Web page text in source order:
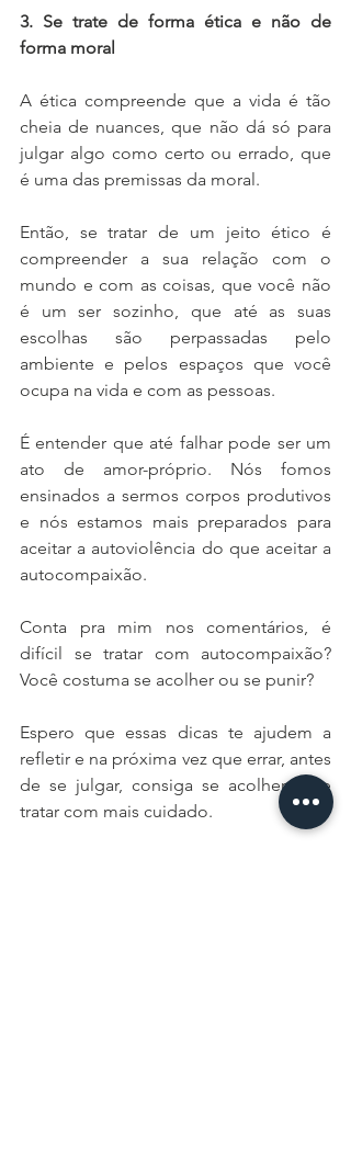
3. Se trate de forma ética e não de
forma moral
A ética compreende que a vida é tão
cheia de nuances, que não dá só para
julgar algo como certo ou errado, que
é uma das premissas da moral.
Então, se tratar de um jeito ético é
compreender a sua relação com o
mundo e com as coisas, que você não
é um ser sozinho, que até as suas
escolhas são perpassadas pelo
ambiente e pelos espaços que você
ocupa na vida e com as pessoas.
É entender que até falhar pode ser um
ato de amor-próprio. Nós fomos
ensinados a sermos corpos produtivos
e nós estamos mais preparados para
aceitar a autoviolência do que aceitar a
autocompaixão.
Conta pra mim nos comentários, é
difícil se tratar com autocompaixão?
Você costuma se acolher ou se punir?
Espero que essas dicas te ajudem a
refletir e na próxima vez que errar, antes
de se julgar, consiga se acolher e se
tratar com mais cuidado.